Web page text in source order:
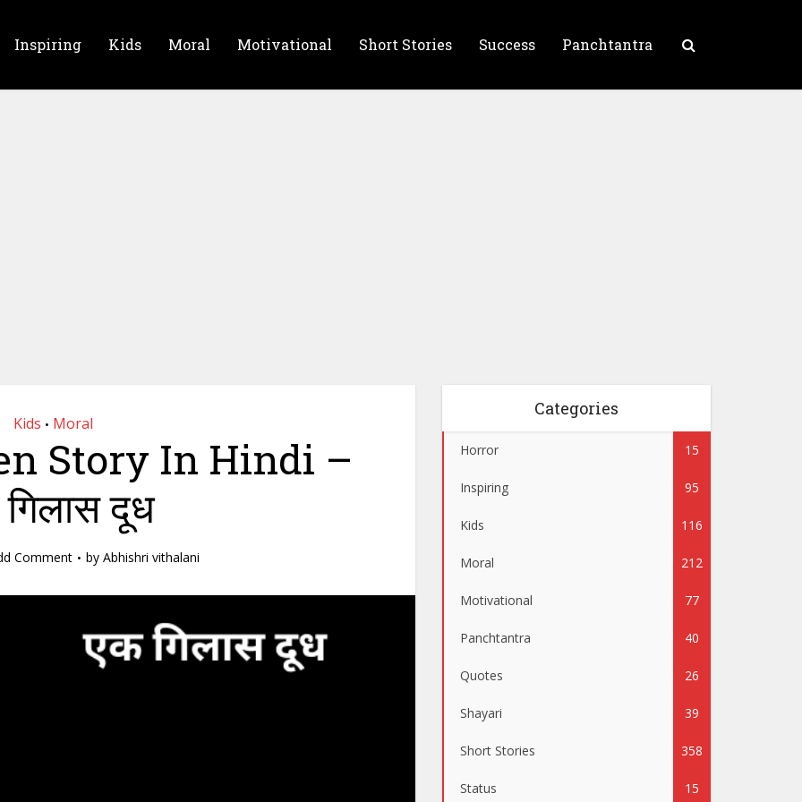
Inspiring Kids Moral Motivational Short Stories Success Panchtantra
Kids • Moral
Story In Hindi –
दूध
Comment by Abhishri vithalani
Categories
Horror 15
Inspiring 95
Kids 116
Moral 212
Motivational 77
Panchtantra 40
Quotes 26
Shayari 39
Short Stories 358
Status 15